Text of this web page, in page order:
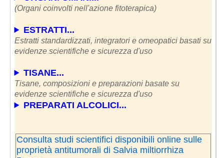
(Organi coinvolti nell'azione fitoterapica)
ESTRATTI...
Estratti standardizzati, integratori e omeopatici basati su
evidenze scientifiche e sicurezza d'uso
TISANE...
Tisane, composizioni e preparazioni basate su
evidenze scientifiche e sicurezza d'uso
PREPARATI ALCOLICI...
Consulta studi scientifici disponibili online sulle
proprietà antitumorali di Salvia miltiorrhiza